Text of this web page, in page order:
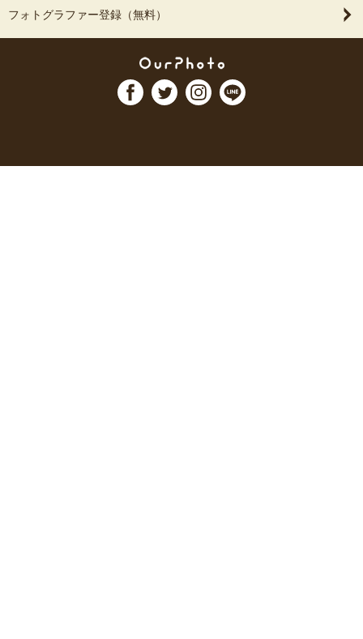
フォトグラファー登録（無料）